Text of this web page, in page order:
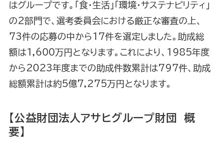
はグループです。「食・生活」「環境・サステナビリティ」
の2部門で、選考委員会における厳正な審査の上、
73件の応募の中から17件を選定しました。助成総
額は1,600万円となります。これにより、1985年度
から2023年度までの助成件数累計は797件、助成
総額累計は約5億7,275万円となります。
【公益財団法人アサヒグループ財団 概
要】